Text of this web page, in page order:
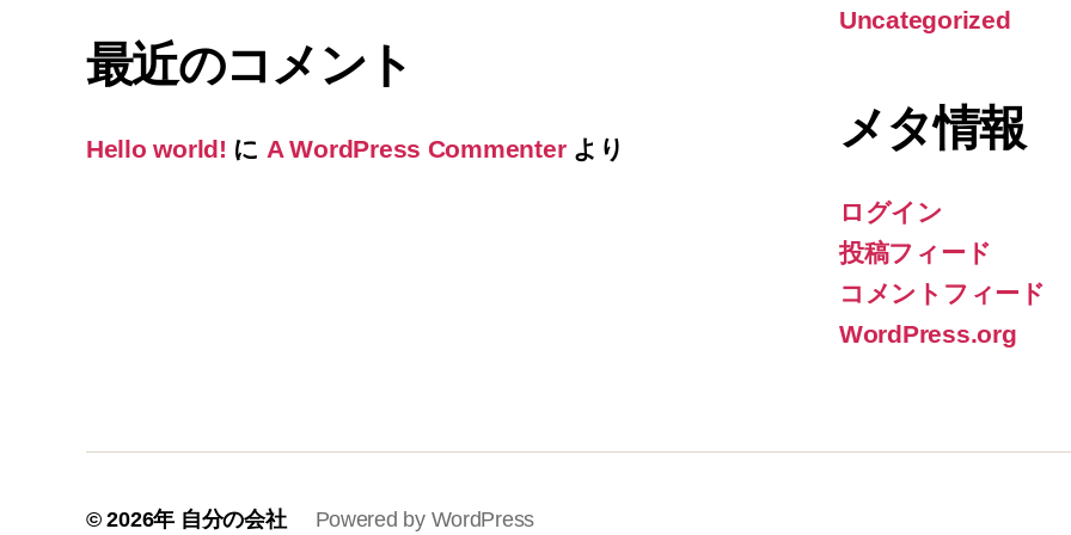
最近のコメント
Hello world! に A WordPress Commenterより
Uncategorized
メタ情報
ログイン
投稿フィード
コメントフィード
WordPress.org
© 2026年 自分の会社 Powered by WordPress